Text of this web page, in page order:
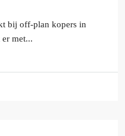
bij off-plan kopers in
met...